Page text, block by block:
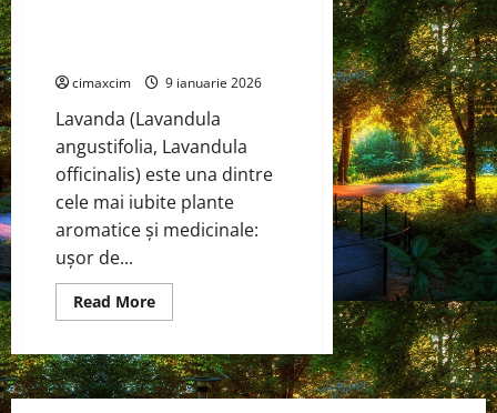
cimaxcim 9 ianuarie 2026
Lavanda (Lavandula
angustifolia, Lavandula
officinalis) este una dintre
cele mai iubite plante
aromatice și medicinale:
ușor de...
Read MoreRead
more
–
Cum
să